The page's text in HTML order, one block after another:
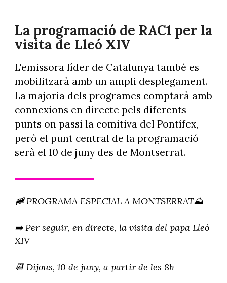
La programació de RAC1 per la
visita de Lleó XIV
L'emissora líder de Catalunya també es
mobilitzarà amb un ampli desplegament.
La majoria dels programes comptarà amb
connexions en directe pels diferents
punts on passi la comitiva del Pontífex,
però el punt central de la programació
serà el 10 de juny des de Montserrat.
🚞 PROGRAMA ESPECIAL A MONTSERRAT⛰️
➡️ Per seguir, en directe, la visita del papa Lleó
XIV
📆 Dijous, 10 de juny, a partir de les 8h